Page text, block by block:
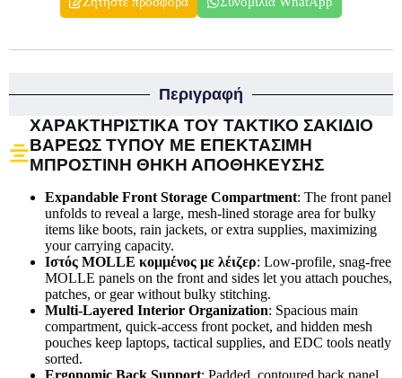
Περιγραφή
ΧΑΡΑΚΤΗΡΙΣΤΙΚΆ ΤΟΥ ΤΑΚΤΙΚΌ ΣΑΚΊΔΙΟ
ΒΑΡΈΩΣ ΤΎΠΟΥ ΜΕ ΕΠΕΚΤΆΣΙΜΗ
ΜΠΡΟΣΤΙΝΉ ΘΉΚΗ ΑΠΟΘΉΚΕΥΣΗΣ
Expandable Front Storage Compartment: The front panel
unfolds to reveal a large, mesh-lined storage area for bulky
items like boots, rain jackets, or extra supplies, maximizing
your carrying capacity.
Ιστός MOLLE κομμένος με λέιζερ: Low-profile, snag-free
MOLLE panels on the front and sides let you attach pouches,
patches, or gear without bulky stitching.
Multi-Layered Interior Organization: Spacious main
compartment, quick-access front pocket, and hidden mesh
pouches keep laptops, tactical supplies, and EDC tools neatly
sorted.
Ergonomic Back Support: Padded, contoured back panel